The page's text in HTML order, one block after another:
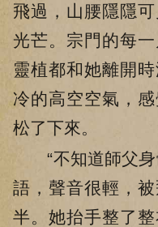
飛過，山腰隱隱
光芒。宗門的每
靈植都和她離開
冷的高空空氣，
松了下來。
“不知道師父身
語，聲音很輕，
半。她抬手整了